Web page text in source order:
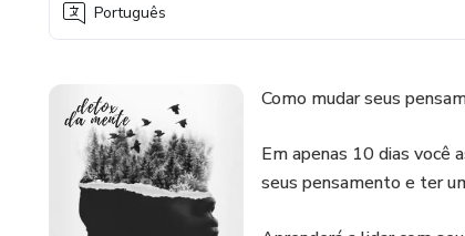
Português
Como mudar seus
Em apenas 10 dias você
seus pensamento e ter